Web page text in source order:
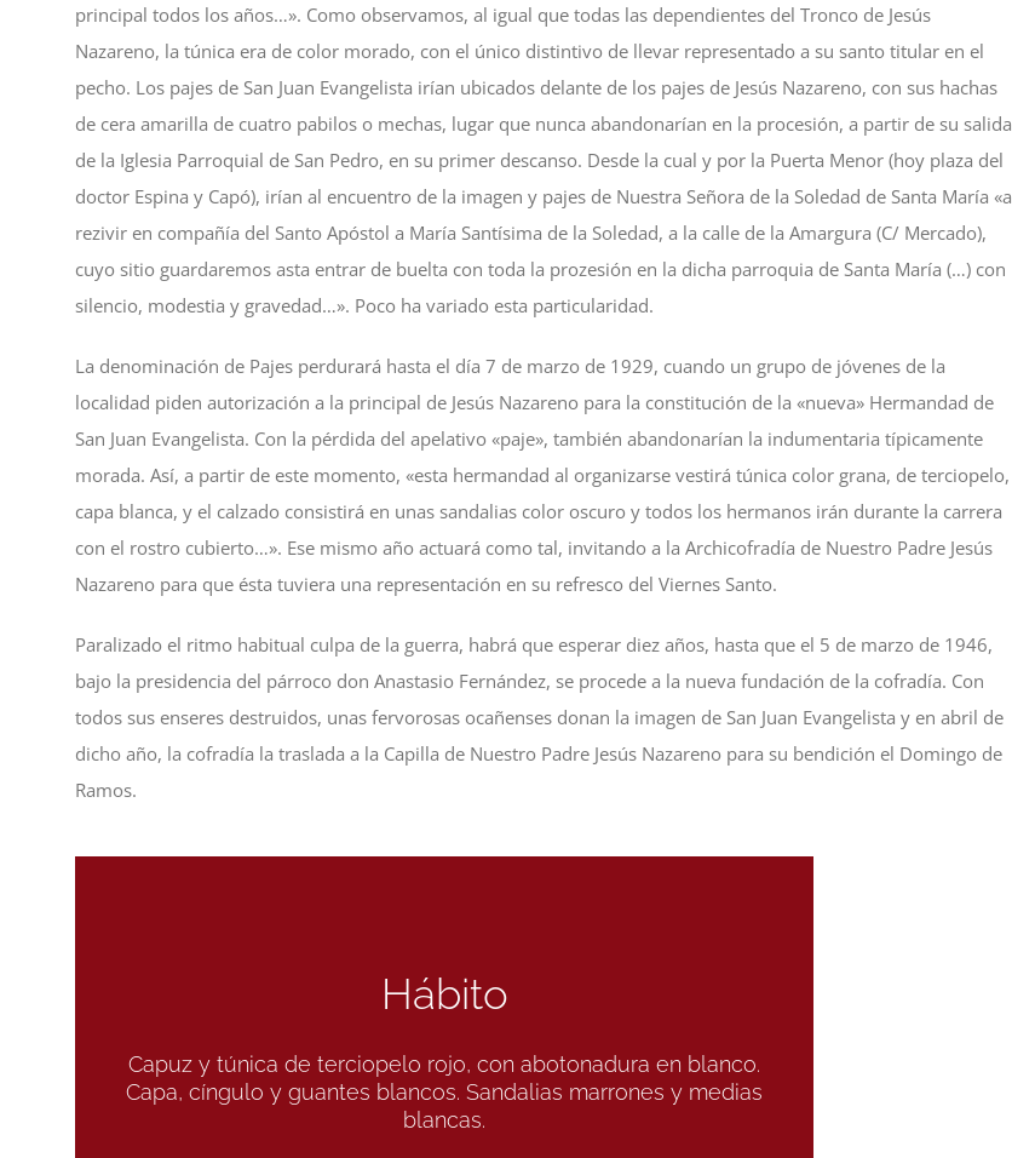
principal todos los años…». Como observamos, al igual que todas las dependientes del Tronco de Jesús
Nazareno, la túnica era de color morado, con el único distintivo de llevar representado a su santo titular en el
pecho. Los pajes de San Juan Evangelista irían ubicados delante de los pajes de Jesús Nazareno, con sus hachas
de cera amarilla de cuatro pabilos o mechas, lugar que nunca abandonarían en la procesión, a partir de su salida
de la Iglesia Parroquial de San Pedro, en su primer descanso. Desde la cual y por la Puerta Menor (hoy plaza del
doctor Espina y Capó), irían al encuentro de la imagen y pajes de Nuestra Señora de la Soledad de Santa María «a
rezivir en compañía del Santo Apóstol a María Santísima de la Soledad, a la calle de la Amargura (C/ Mercado),
cuyo sitio guardaremos asta entrar de buelta con toda la prozesión en la dicha parroquia de Santa María (…) con
silencio, modestia y gravedad…». Poco ha variado esta particularidad.
La denominación de Pajes perdurará hasta el día 7 de marzo de 1929, cuando un grupo de jóvenes de la
localidad piden autorización a la principal de Jesús Nazareno para la constitución de la «nueva» Hermandad de
San Juan Evangelista. Con la pérdida del apelativo «paje», también abandonarían la indumentaria típicamente
morada. Así, a partir de este momento, «esta hermandad al organizarse vestirá túnica color grana, de terciopelo,
capa blanca, y el calzado consistirá en unas sandalias color oscuro y todos los hermanos irán durante la carrera
con el rostro cubierto…». Ese mismo año actuará como tal, invitando a la Archicofradía de Nuestro Padre Jesús
Nazareno para que ésta tuviera una representación en su refresco del Viernes Santo.
Paralizado el ritmo habitual culpa de la guerra, habrá que esperar diez años, hasta que el 5 de marzo de 1946,
bajo la presidencia del párroco don Anastasio Fernández, se procede a la nueva fundación de la cofradía. Con
todos sus enseres destruidos, unas fervorosas ocañenses donan la imagen de San Juan Evangelista y en abril de
dicho año, la cofradía la traslada a la Capilla de Nuestro Padre Jesús Nazareno para su bendición el Domingo de
Ramos.
Hábito
Capuz y túnica de terciopelo rojo, con abotonadura en blanco.
Capa, cíngulo y guantes blancos. Sandalias marrones y medias
blancas.